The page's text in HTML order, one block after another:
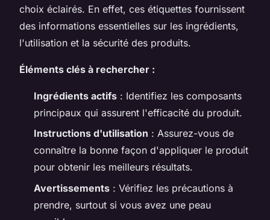
choix éclairés. En effet, ces étiquettes fournissent
des informations essentielles sur les ingrédients,
l'utilisation et la sécurité des produits.
Éléments clés à rechercher :
Ingrédients actifs : Identifiez les composants
principaux qui assurent l'efficacité du produit.
Instructions d'utilisation : Assurez-vous de
connaître la bonne façon d'appliquer le produit
pour obtenir les meilleurs résultats.
Avertissements : Vérifiez les précautions à
prendre, surtout si vous avez une peau